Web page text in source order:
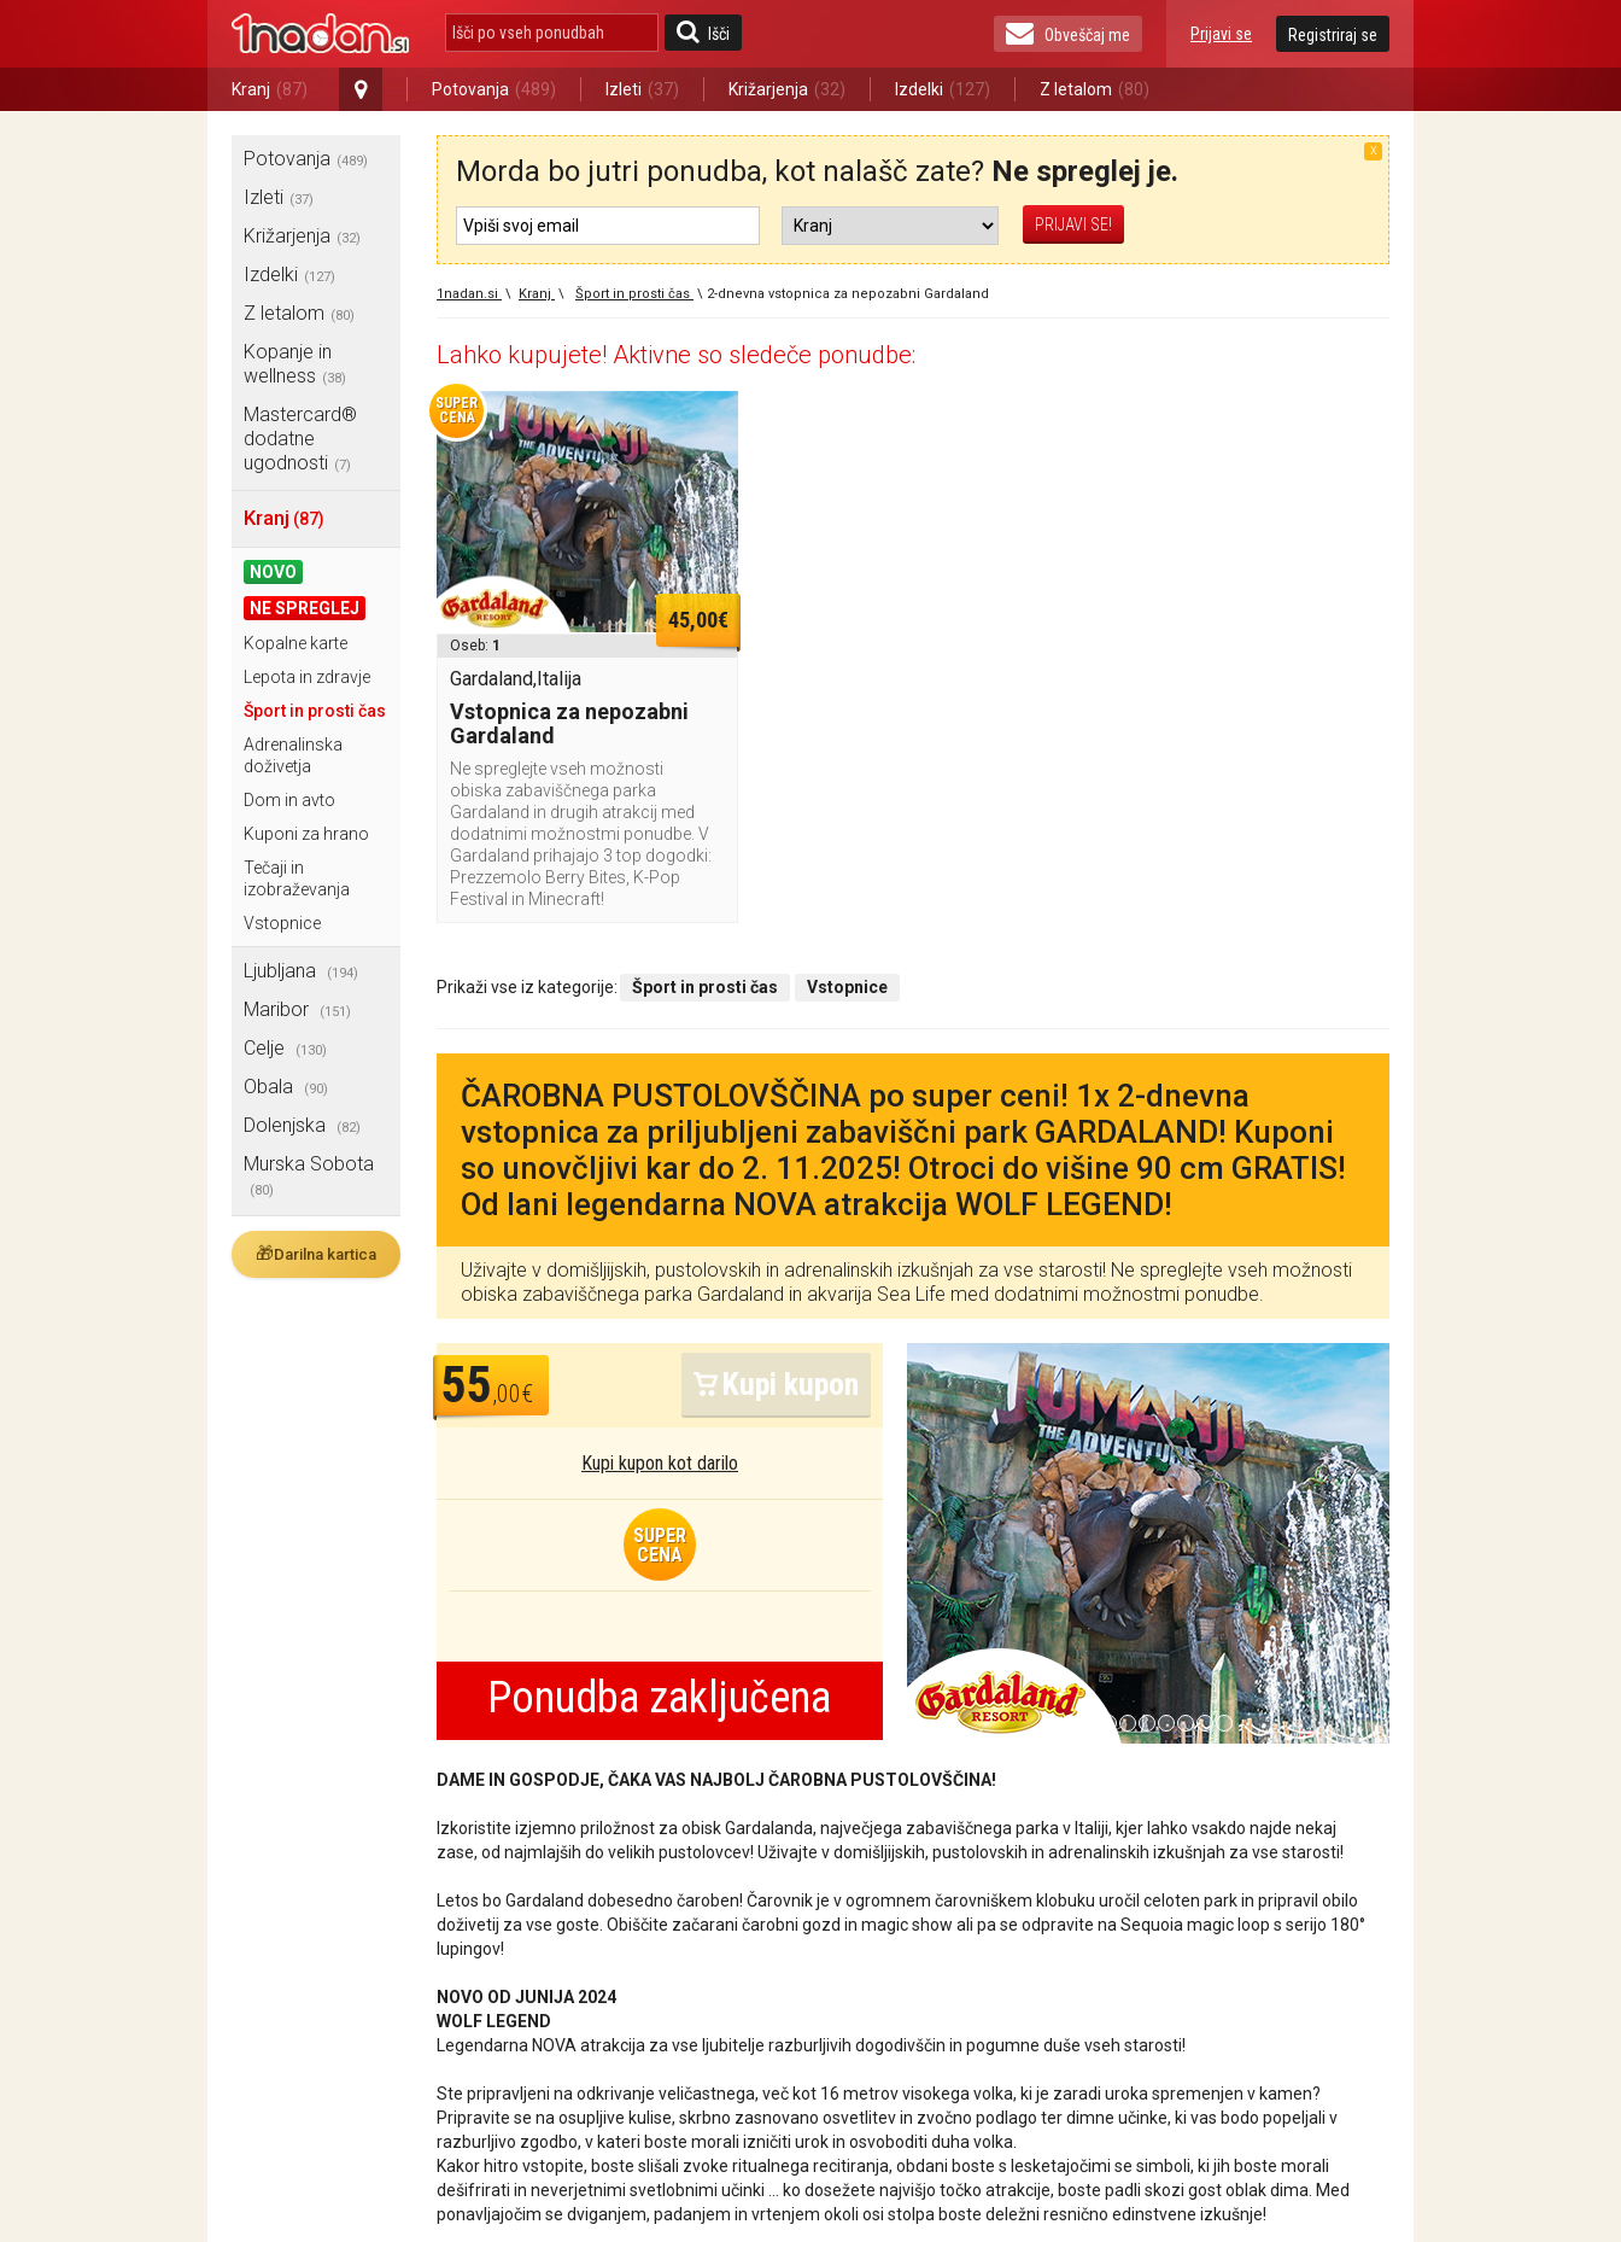
Išči Prijavi se Registriraj se
Obveščaj me
Kranj (87) Potovanja (489) Izleti (37) Križarjenja (32) Izdelki (127) Z letalom (80)
Potovanja (489)
Izleti (37)
Križarjenja (32)
Izdelki (127)
Z letalom (80)
Kopanje in
wellness (38)
Mastercard®
dodatne
ugodnosti (7)
Kranj (87)
NOVO
NE SPREGLEJ
Kopalne karte
Lepota in zdravje
Šport in prosti čas
Adrenalinska
doživetja
Dom in avto
Kuponi za hrano
Tečaji in
izobraževanja
Vstopnice
Ljubljana (194)
Maribor (151)
Celje (130)
Obala (90)
Dolenjska (82)
Murska Sobota
(80)
🎁Darilna kartica
X
Morda bo jutri ponudba, kot nalašč zate? Ne spreglej je.
1nadan.si \ Kranj \ Šport in prosti čas \ 2-dnevna vstopnica za nepozabni Gardaland
Lahko kupujete! Aktivne so sledeče ponudbe:
SUPER
CENA
45,00€
Oseb: 1
Gardaland,Italija
Vstopnica za nepozabni
Gardaland
Ne spreglejte vseh možnosti
obiska zabaviščnega parka
Gardaland in drugih atrakcij med
dodatnimi možnostmi ponudbe. V
Gardaland prihajajo 3 top dogodki:
Prezzemolo Berry Bites, K-Pop
Festival in Minecraft!
Prikaži vse iz kategorije: Šport in prosti čas Vstopnice
ČAROBNA PUSTOLOVŠČINA po super ceni! 1x 2-dnevna
vstopnica za priljubljeni zabaviščni park GARDALAND! Kuponi
so unovčljivi kar do 2. 11.2025! Otroci do višine 90 cm GRATIS!
Od lani legendarna NOVA atrakcija WOLF LEGEND!
Uživajte v domišljijskih, pustolovskih in adrenalinskih izkušnjah za vse starosti! Ne spreglejte vseh možnosti
obiska zabaviščnega parka Gardaland in akvarija Sea Life med dodatnimi možnostmi ponudbe.
55,00€ Kupi kupon
Kupi kupon kot darilo
SUPER
CENA
Ponudba zaključena
DAME IN GOSPODJE, ČAKA VAS NAJBOLJ ČAROBNA PUSTOLOVŠČINA!
Izkoristite izjemno priložnost za obisk Gardalanda, največjega zabaviščnega parka v Italiji, kjer lahko vsakdo najde nekaj
zase, od najmlajših do velikih pustolovcev! Uživajte v domišljijskih, pustolovskih in adrenalinskih izkušnjah za vse starosti!
Letos bo Gardaland dobesedno čaroben! Čarovnik je v ogromnem čarovniškem klobuku uročil celoten park in pripravil obilo
doživetij za vse goste. Obiščite začarani čarobni gozd in magic show ali pa se odpravite na Sequoia magic loop s serijo 180°
lupingov!
NOVO OD JUNIJA 2024
WOLF LEGEND
Legendarna NOVA atrakcija za vse ljubitelje razburljivih dogodivščin in pogumne duše vseh starosti!
Ste pripravljeni na odkrivanje veličastnega, več kot 16 metrov visokega volka, ki je zaradi uroka spremenjen v kamen?
Pripravite se na osupljive kulise, skrbno zasnovano osvetlitev in zvočno podlago ter dimne učinke, ki vas bodo popeljali v
razburljivo zgodbo, v kateri boste morali izničiti urok in osvoboditi duha volka.
Kakor hitro vstopite, boste slišali zvoke ritualnega recitiranja, obdani boste s lesketajočimi se simboli, ki jih boste morali
dešifrirati in neverjetnimi svetlobnimi učinki ... ko dosežete najvišjo točko atrakcije, boste padli skozi gost oblak dima. Med
ponavljajočim se dviganjem, padanjem in vrtenjem okoli osi stolpa boste deležni resnično edinstvene izkušnje!